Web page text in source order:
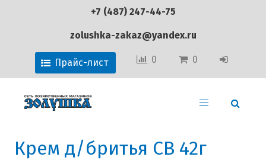
+7 (487) 247-44-75
zolushka-zakaz@yandex.ru
Прайс-лист 0 0
Крем д/бритья СВ 42г